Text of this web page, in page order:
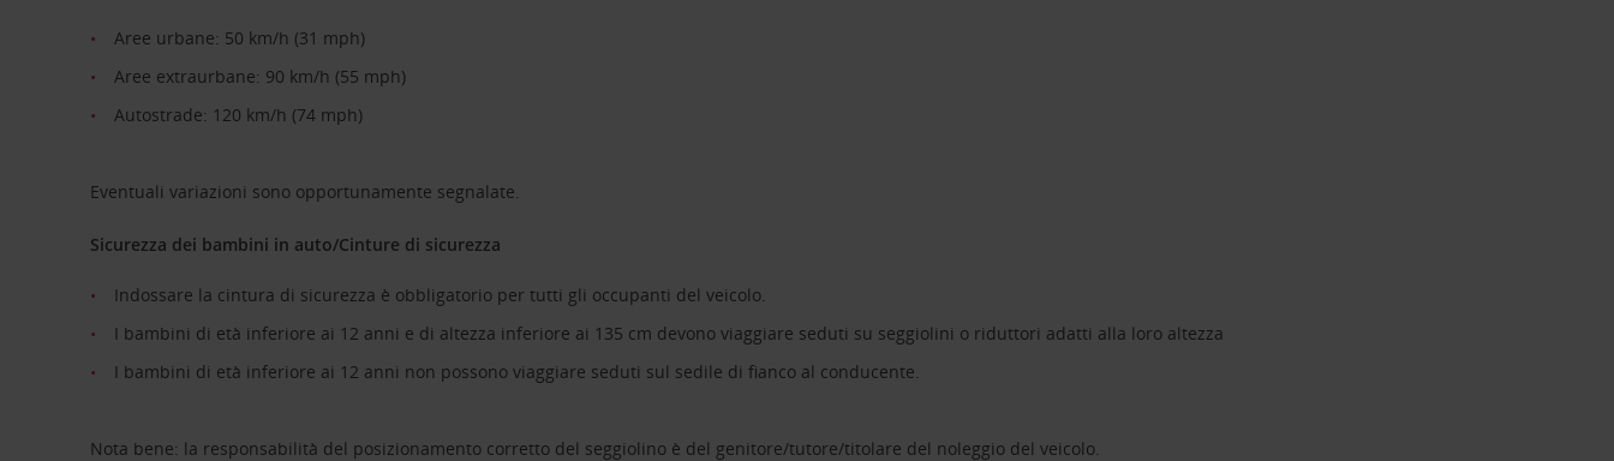
Aree urbane: 50 km/h (31 mph)
Aree extraurbane: 90 km/h (55 mph)
Autostrade: 120 km/h (74 mph)
Eventuali variazioni sono opportunamente segnalate.
Sicurezza dei bambini in auto/Cinture di sicurezza
Indossare la cintura di sicurezza è obbligatorio per tutti gli occupanti del veicolo.
I bambini di età inferiore ai 12 anni e di altezza inferiore ai 135 cm devono viaggiare seduti su seggiolini o riduttori adatti alla loro altezza
I bambini di età inferiore ai 12 anni non possono viaggiare seduti sul sedile di fianco al conducente.
Nota bene: la responsabilità del posizionamento corretto del seggiolino è del genitore/tutore/titolare del noleggio del veicolo.